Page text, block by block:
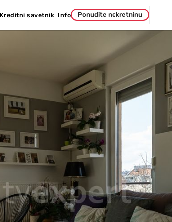
Kreditni savetnik Info Ponudite nekretninu